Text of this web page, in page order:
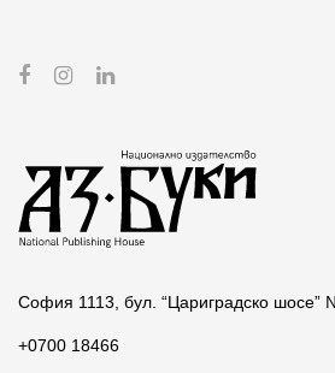
София 1113, бул. “Цариградско шосе”
+0700 18466